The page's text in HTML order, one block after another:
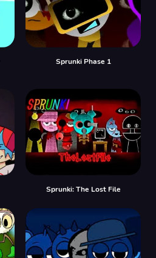
Sprunki Phase 1
Sprunki: The Lost File